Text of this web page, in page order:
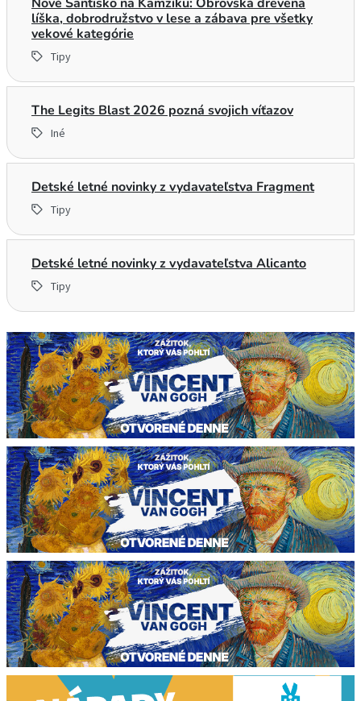
líška, dobrodružstvo v lese a zábava pre všetky
vekové kategórie
Tipy
The Legits Blast 2026 pozná svojich víťazov
Iné
Detské letné novinky z vydavateľstva Fragment
Tipy
Detské letné novinky z vydavateľstva Alicanto
Tipy